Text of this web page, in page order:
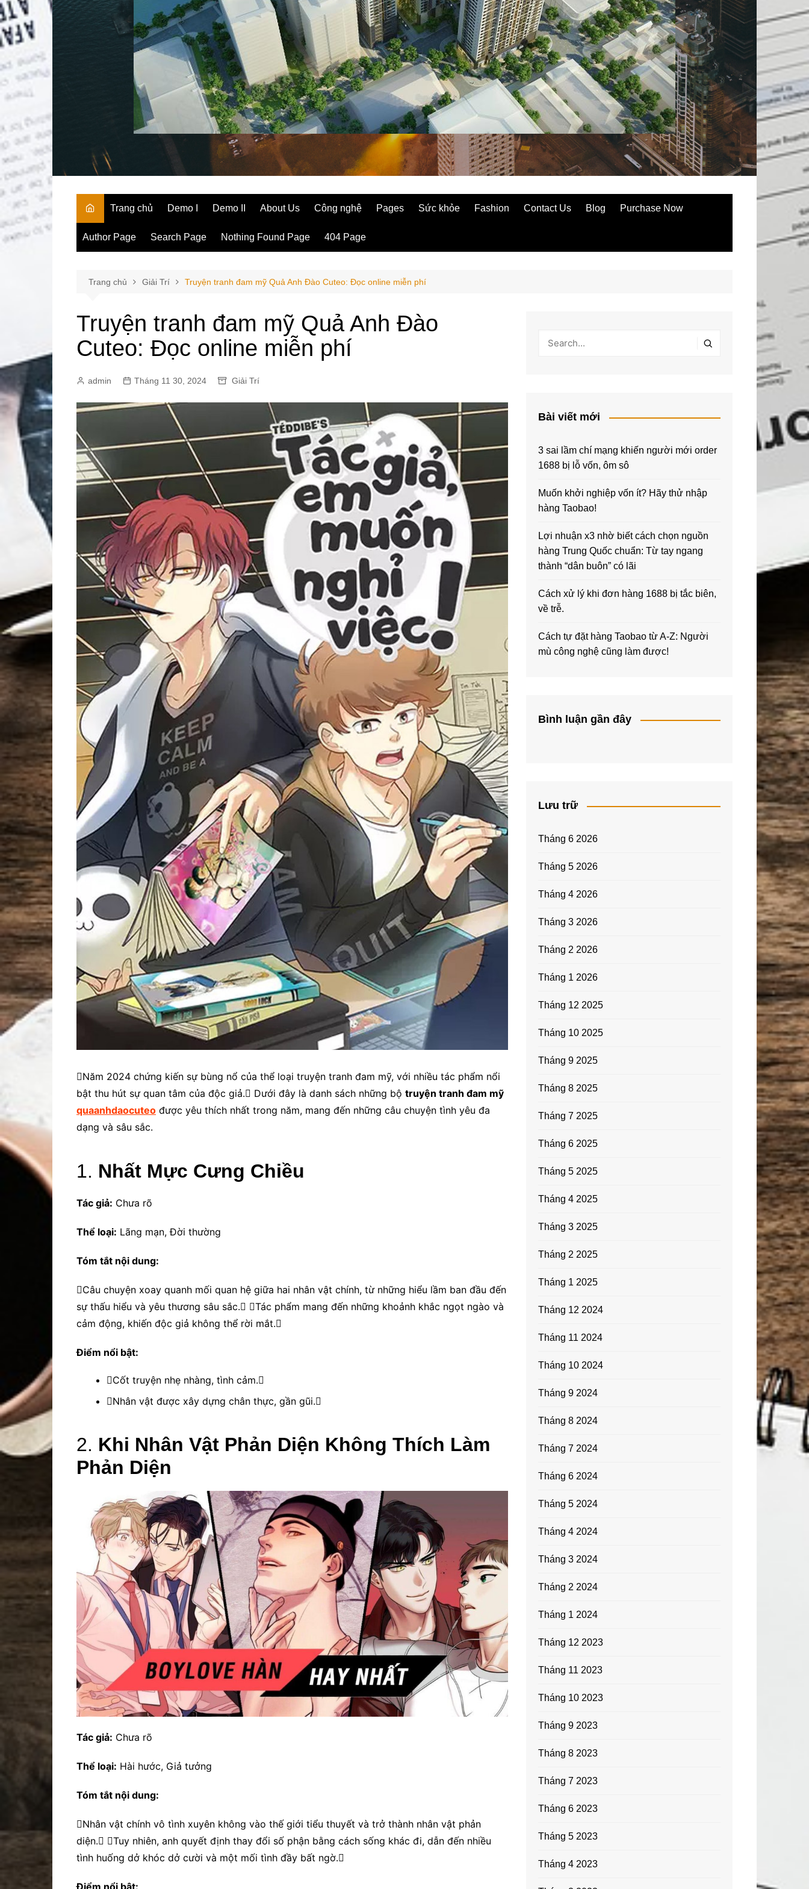
Trang chủ Demo I Demo II About Us Công nghệ Pages Sức khỏe Fashion Contact Us Blog Purchase Now
Author Page Search Page Nothing Found Page 404 Page
Trang chủ Giải Trí Truyện tranh đam mỹ Quả Anh Đào Cuteo: Đọc online miễn phí
Truyện tranh đam mỹ Quả Anh Đào
Cuteo: Đọc online miễn phí
admin Tháng 11 30, 2024 Giải Trí
Năm 2024 chứng kiến sự bùng nổ của thể loại truyện tranh đam mỹ, với nhiều tác phẩm nổi
bật thu hút sự quan tâm của độc giả. Dưới đây là danh sách những bộ truyện tranh đam mỹ
quaanhdaocuteo được yêu thích nhất trong năm, mang đến những câu chuyện tình yêu đa
dạng và sâu sắc.
1. Nhất Mực Cưng Chiều
Tác giả: Chưa rõ
Thể loại: Lãng mạn, Đời thường
Tóm tắt nội dung:
Câu chuyện xoay quanh mối quan hệ giữa hai nhân vật chính, từ những hiểu lầm ban đầu đến
sự thấu hiểu và yêu thương sâu sắc. Tác phẩm mang đến những khoảnh khắc ngọt ngào và
cảm động, khiến độc giả không thể rời mắt.
Điểm nổi bật:
Cốt truyện nhẹ nhàng, tình cảm.
Nhân vật được xây dựng chân thực, gần gũi.
2. Khi Nhân Vật Phản Diện Không Thích Làm
Phản Diện
Tác giả: Chưa rõ
Thể loại: Hài hước, Giả tưởng
Tóm tắt nội dung:
Nhân vật chính vô tình xuyên không vào thế giới tiểu thuyết và trở thành nhân vật phản
diện. Tuy nhiên, anh quyết định thay đổi số phận bằng cách sống khác đi, dẫn đến nhiều
tình huống dở khóc dở cười và một mối tình đầy bất ngờ.
Bài viết mới
3 sai lầm chí mạng khiến người mới order
1688 bị lỗ vốn, ôm sô
Muốn khởi nghiệp vốn ít? Hãy thử nhập
hàng Taobao!
Lợi nhuận x3 nhờ biết cách chọn nguồn
hàng Trung Quốc chuẩn: Từ tay ngang
thành “dân buôn” có lãi
Cách xử lý khi đơn hàng 1688 bị tắc biên,
về trễ.
Cách tự đặt hàng Taobao từ A-Z: Người
mù công nghệ cũng làm được!
Bình luận gần đây
Lưu trữ
Tháng 6 2026
Tháng 5 2026
Tháng 4 2026
Tháng 3 2026
Tháng 2 2026
Tháng 1 2026
Tháng 12 2025
Tháng 10 2025
Tháng 9 2025
Tháng 8 2025
Tháng 7 2025
Tháng 6 2025
Tháng 5 2025
Tháng 4 2025
Tháng 3 2025
Tháng 2 2025
Tháng 1 2025
Tháng 12 2024
Tháng 11 2024
Tháng 10 2024
Tháng 9 2024
Tháng 8 2024
Tháng 7 2024
Tháng 6 2024
Tháng 5 2024
Tháng 4 2024
Tháng 3 2024
Tháng 2 2024
Tháng 1 2024
Tháng 12 2023
Tháng 11 2023
Tháng 10 2023
Tháng 9 2023
Tháng 8 2023
Tháng 7 2023
Tháng 6 2023
Tháng 5 2023
Tháng 4 2023